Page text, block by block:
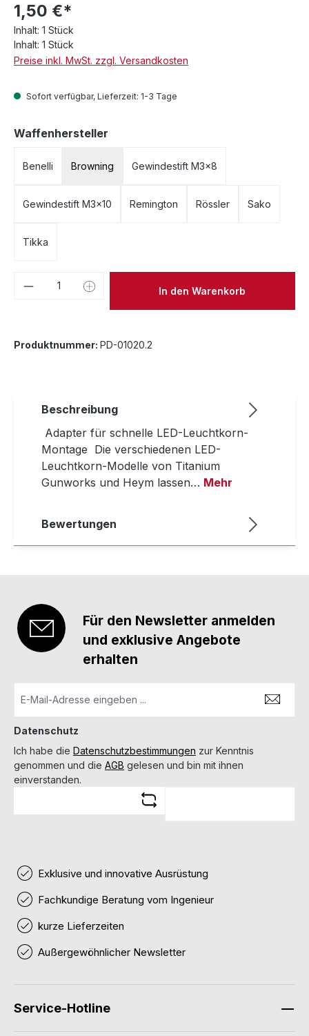
1,50 €*
Inhalt: 1 Stück
Inhalt: 1 Stück
Preise inkl. MwSt. zzgl. Versandkosten
Sofort verfügbar, Lieferzeit: 1-3 Tage
Waffenhersteller
Benelli Browning Gewindestift M3x8
Gewindestift M3x10 Remington Rössler Sako
Tikka
Produkt Anzahl: Gib denIn den Warenkorb
Produktnummer: PD-01020.2
Beschreibung
Adapter für schnelle LED-Leuchtkorn-
Montage Die verschiedenen LED-
Leuchtkorn-Modelle von Titanium
Gunworks und Heym lassen… Mehr
Bewertungen
Für den Newsletter anmelden
und exklusive Angebote
erhalten
Datenschutz
Ich habe die Datenschutzbestimmungen zur Kenntnis
genommen und die AGB gelesen und bin mit ihnen
einverstanden.
Exklusive und innovative Ausrüstung
Fachkundige Beratung vom Ingenieur
kurze Lieferzeiten
Außergewöhnlicher Newsletter
Service-Hotline